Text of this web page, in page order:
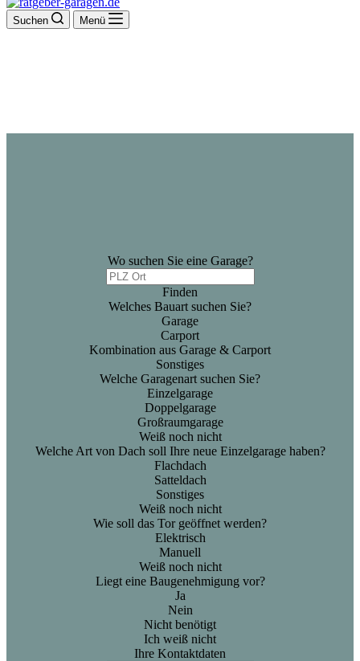
Suchen Menü
Wo suchen Sie eine Garage?
Finden
Welches Bauart suchen Sie?
Garage
Carport
Kombination aus Garage & Carport
Sonstiges
Welche Garagenart suchen Sie?
Einzelgarage
Doppelgarage
Großraumgarage
Weiß noch nicht
Welche Art von Dach soll Ihre neue Einzelgarage haben?
Flachdach
Satteldach
Sonstiges
Weiß noch nicht
Wie soll das Tor geöffnet werden?
Elektrisch
Manuell
Weiß noch nicht
Liegt eine Baugenehmigung vor?
Ja
Nein
Nicht benötigt
Ich weiß nicht
Ihre Kontaktdaten